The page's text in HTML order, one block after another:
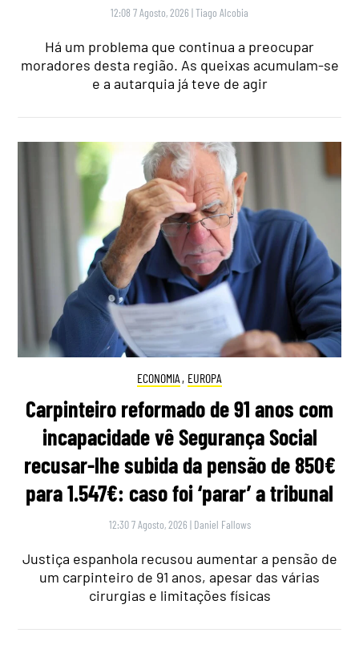
12:08 7 Agosto, 2026 |Tiago Alcobia
Há um problema que continua a preocupar
moradores desta região. As queixas acumulam-se
e a autarquia já teve de agir
ECONOMIA , EUROPA
Carpinteiro reformado de 91 anos com
incapacidade vê Segurança Social
recusar-lhe subida da pensão de 850€
para 1.547€: caso foi ‘parar’ a tribunal
12:30 7 Agosto, 2026 | Daniel Fallows
Justiça espanhola recusou aumentar a pensão de
um carpinteiro de 91 anos, apesar das várias
cirurgias e limitações físicas